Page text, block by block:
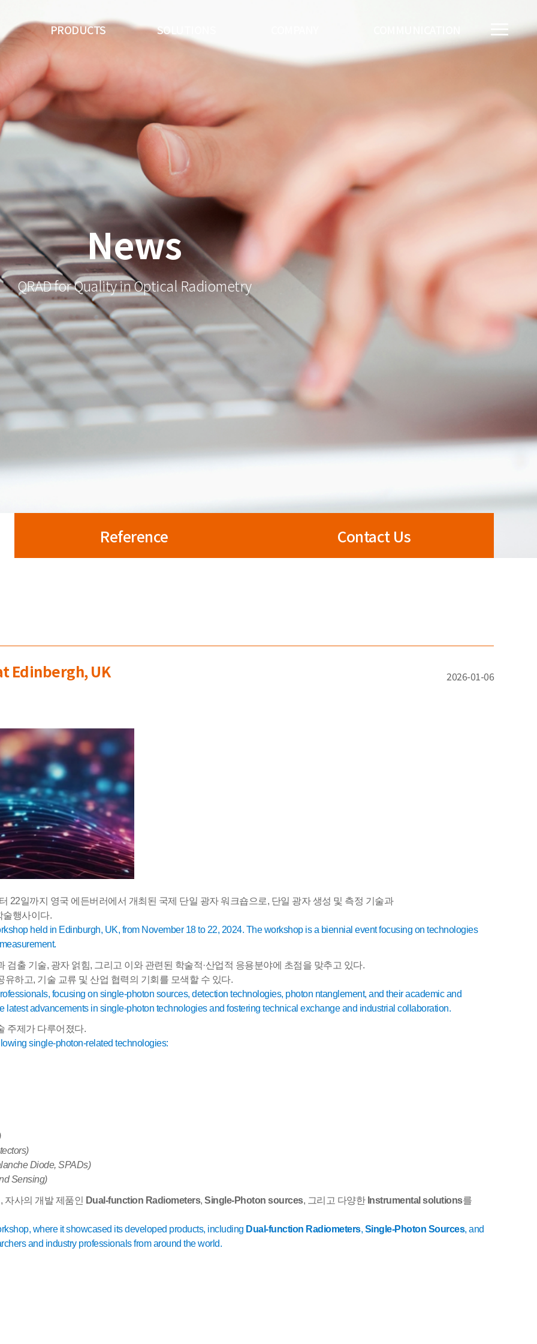
PRODUCTS SOLUTIONS
News
QRAD for Quality in Optical Radiometry
Reference Contact Us
Edinbergh, UK 2026-01-06
22일까지 영국 에든버러에서 개최된 국제 단일 광자 워크숍으로, 단일 광자 생성 및 측정 기술과
술행사이다.
held in Edinburgh, UK, from November 18 to 22, 2024. The workshop is a biennial event focusing on technologies
검출 기술, 광자 얽힘, 그리고 이와 관련된 학술적·산업적 응용분야에 초점을 맞추고 있다.
유하고, 기술 교류 및 산업 협력의 기회를 모색할 수 있다.
focusing on single-photon sources, detection technologies, photon ntanglement, and their academic and
latest advancements in single-photon technologies and fostering technical exchange and industrial collaboration.
주제가 다루어졌다.
single-photon-related technologies:
Diode, SPADs)
Sensing)
, 자사의 개발 제품인 Dual-function Radiometers, Single-Photon sources, 그리고 다양한 Instrumental solutions를
where it showcased its developed products, including Dual-function Radiometers, Single-Photon Sources, and
and industry professionals from around the world.